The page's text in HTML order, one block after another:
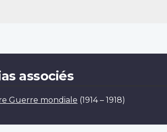
associés
Guerre mondiale (1914 – 1918)